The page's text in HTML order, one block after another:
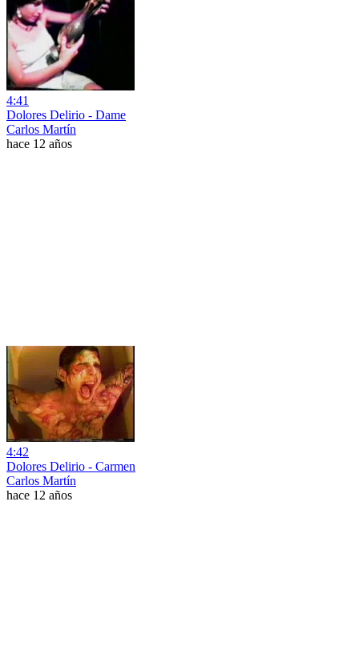
4:41
Dolores Delirio - Dame
Carlos Martín
hace 12 años
4:42
Dolores Delirio - Carmen
Carlos Martín
hace 12 años